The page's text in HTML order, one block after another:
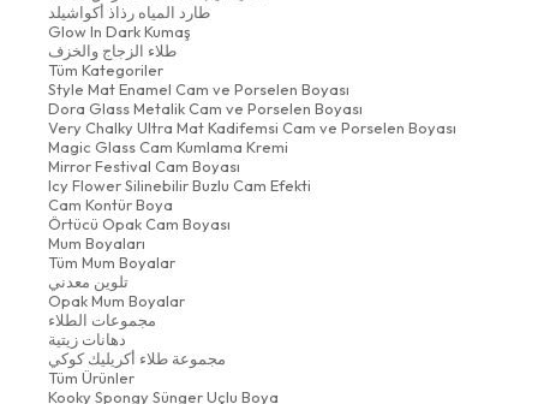
طارد المياه رذاذ أكواشيلد
Glow In Dark Kumaş
طلاء الزجاج والخزف
Tüm Kategoriler
Style Mat Enamel Cam ve Porselen Boyası
Dora Glass Metalik Cam ve Porselen Boyası
Very Chalky Ultra Mat Kadifemsi Cam ve Porselen Boyası
Magic Glass Cam Kumlama Kremi
Mirror Festival Cam Boyası
Icy Flower Silinebilir Buzlu Cam Efekti
Cam Kontür Boya
Örtücü Opak Cam Boyası
Mum Boyaları
Tüm Mum Boyalar
تلوين معدني
Opak Mum Boyalar
مجموعات الطلاء
دهانات زيتية
مجموعة طلاء أكريليك كوكي
Tüm Ürünler
Kooky Spongy Sünger Uçlu Boya